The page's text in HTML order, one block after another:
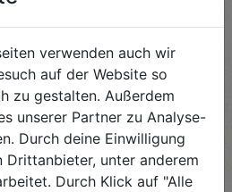
eher ungewöhnlichen
öfters besser", neue Maßstäbe
wir das zu 100%.
verwenden auch wir
auf der Website so
zu gestalten. Außerdem
unserer Partner zu Analyse-
Durch deine Einwilligung
unter anderem
Durch Klick auf "Alle